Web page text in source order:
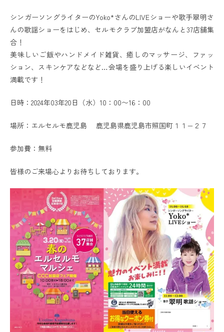
シンガーソングライターのYoko*さんのLIVEショーや歌手翠明さ
んの歌謡ショーをはじめ、セルモクラブ加盟店がなんと37店舗集
合！
美味しいご飯やハンドメイド雑貨、癒しのマッサージ、ファッ
ション、スキンケアなどなど…会場を盛り上げる楽しいイベント
満載です！
日時：2024年03年20日（水）10：00〜16：00
場所：エルセルモ鹿児島 鹿児島県鹿児島市照国町１１−２７
参加費：無料
皆様のご来場心よりお待ちしております。